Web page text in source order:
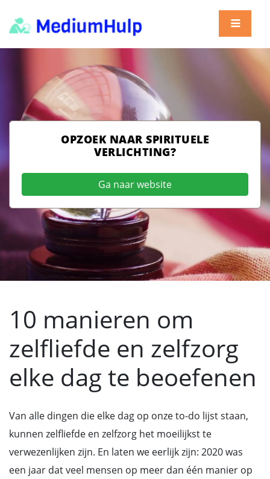
OPZOEK NAAR SPIRITUELE
VERLICHTING?
Ga naar website
10 manieren om
zelfliefde en zelfzorg
elke dag te beoefenen
Van alle dingen die elke dag op onze to-do lijst staan,
kunnen zelfliefde en zelfzorg het moeilijkst te
verwezenlijken zijn. En laten we eerlijk zijn: 2020 was
een jaar dat veel mensen op meer dan één manier op